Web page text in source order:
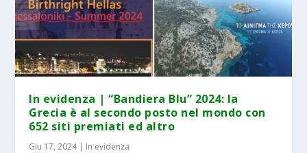
In evidenza | “Bandiera Blu” 2024: la
Grecia è al secondo posto nel mondo con
652 siti premiati ed altro
Giu 17, 2024| In evidenza